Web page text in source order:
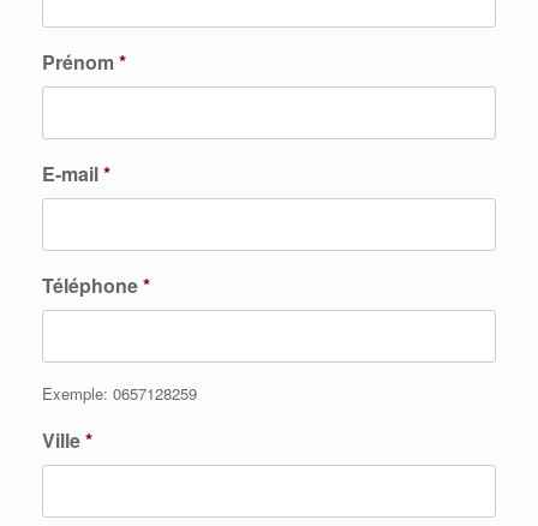
Prénom*
E-mail*
Téléphone*
Exemple: 0657128259
Ville*